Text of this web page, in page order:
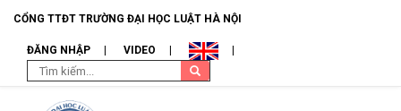
CỔNG TTĐT TRƯỜNG ĐẠI HỌC LUẬT HÀ NỘI
ĐĂNG NHẬP VIDEO